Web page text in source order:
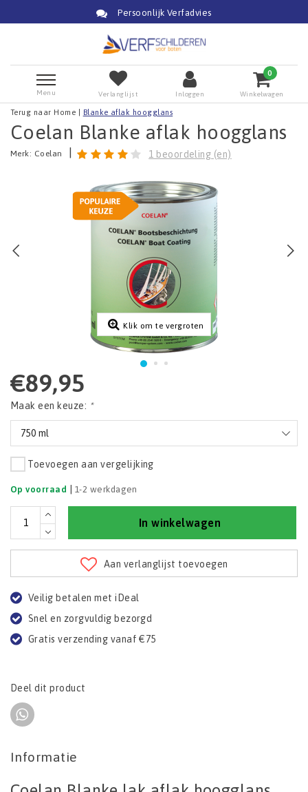
Persoonlijk Verfadvies
Menu Verlanglijst Inloggen
0
Winkelwagen
Terug naar Home Blanke aflak hoogglans
Coelan Blanke aflak hoogglans
Merk: Coelan 1 beoordeling (en)
Klik om te vergroten
€89,95
Maak een keuze: *
750 ml
Toevoegen aan vergelijking
Op voorraad 1-2 werkdagen
In winkelwagen
Aan verlanglijst toevoegen
Veilig betalen met iDeal
Snel en zorgvuldig bezorgd
Gratis verzending vanaf €75
Deel dit product
Informatie